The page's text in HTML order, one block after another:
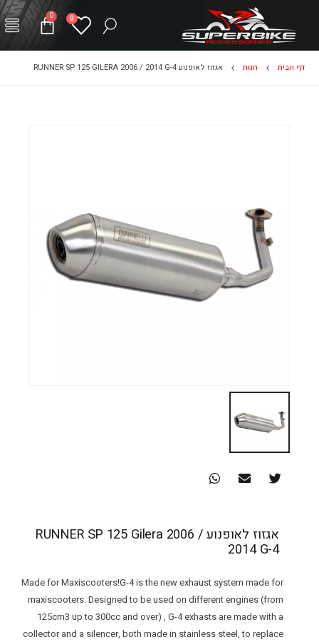
0
0
דף הבית חנות אגזוז לאופנוע RUNNER SP 125 GILERA 2006 / 2014 G-4
אגזוז לאופנוע RUNNER SP 125 Gilera 2006 /
2014 G-4
Made for Maxiscooters!G-4 is the new exhaust system made for
maxiscooters. Designed to be used on different engines (from
125cm3 up to 300cc and over) , G-4 exhasts are made with a
collector and a silencer, both made in stainless steel, to replace